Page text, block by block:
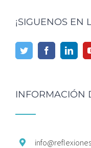
¡SIGUENOS EN
INFORMACIÓN
info@